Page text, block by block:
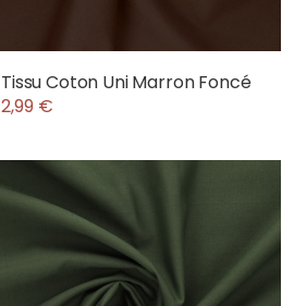
Tissu Coton Uni Marron Foncé
2,99 €